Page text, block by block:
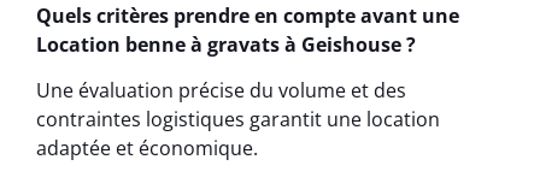
Quels critères prendre en compte avant une
Location benne à gravats à Geishouse ?
Une évaluation précise du volume et des
contraintes logistiques garantit une location
adaptée et économique.